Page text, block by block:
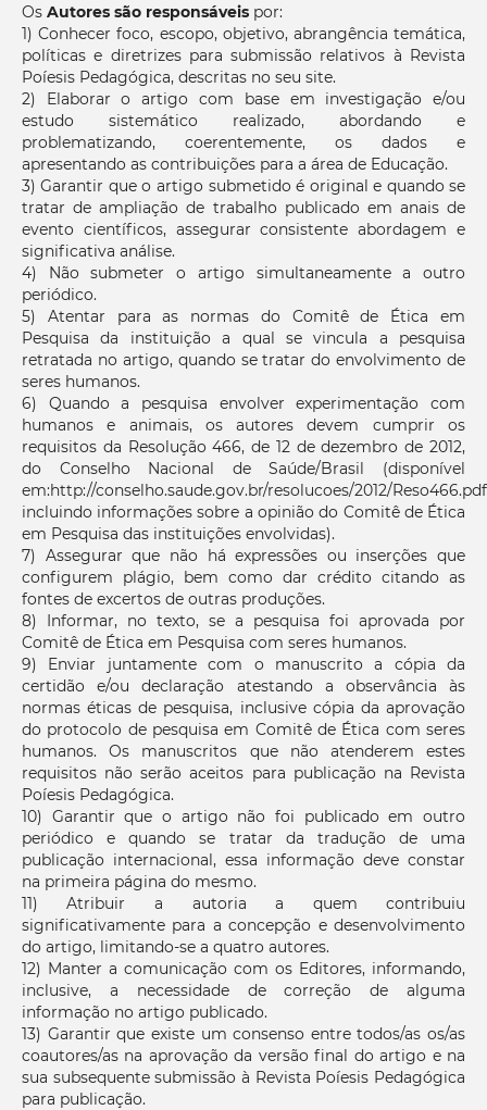
Os Autores são responsáveispor:
1) Conhecer foco, escopo, objetivo, abrangência temática,
políticas e diretrizes para submissão relativos à Revista
Poíesis Pedagógica, descritas no seu site.
2) Elaborar o artigo com base em investigação e/ou
estudo sistemático realizado, abordando e
problematizando, coerentemente, os dados e
apresentando as contribuições para a área de Educação.
3) Garantir que o artigo submetido é original e quando se
tratar de ampliação de trabalho publicado em anais de
evento científicos, assegurar consistente abordagem e
significativa análise.
4) Não submeter o artigo simultaneamente a outro
periódico.
5) Atentar para as normas do Comitê de Ética em
Pesquisa da instituição a qual se vincula a pesquisa
retratada no artigo, quando se tratar do envolvimento de
seres humanos.
6) Quando a pesquisa envolver experimentação com
humanos e animais, os autores devem cumprir os
requisitos da Resolução 466, de 12 de dezembro de 2012,
do Conselho Nacional de Saúde/Brasil (disponível
em:http://conselho.saude.gov.br/resolucoes/2012/
incluindo informações sobre a opinião do Comitê de Ética
em Pesquisa das instituições envolvidas).
7) Assegurar que não há expressões ou inserções que
configurem plágio, bem como dar crédito citando as
fontes de excertos de outras produções.
8) Informar, no texto, se a pesquisa foi aprovada por
Comitê de Ética em Pesquisa com seres humanos.
9) Enviar juntamente com o manuscrito a cópia da
certidão e/ou declaração atestando a observância às
normas éticas de pesquisa, inclusive cópia da aprovação
do protocolo de pesquisa em Comitê de Ética com seres
humanos. Os manuscritos que não atenderem estes
requisitos não serão aceitos para publicação na Revista
Poíesis Pedagógica.
10) Garantir que o artigo não foi publicado em outro
periódico e quando se tratar da tradução de uma
publicação internacional, essa informação deve constar
na primeira página do mesmo.
11) Atribuir a autoria a quem contribuiu
significativamente para a concepção e desenvolvimento
do artigo, limitando-se a quatro autores.
12) Manter a comunicação com os Editores, informando,
inclusive, a necessidade de correção de alguma
informação no artigo publicado.
13) Garantir que existe um consenso entre todos/as os/as
coautores/as na aprovação da versão final do artigo e na
sua subsequente submissão à Revista Poíesis Pedagógica
para publicação.